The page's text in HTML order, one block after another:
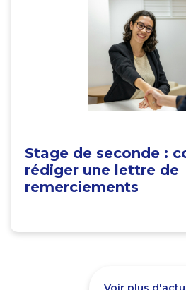
Stage de seconde :
rédiger une lettre de
remerciements